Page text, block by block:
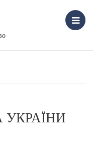
УКРАЇНИ